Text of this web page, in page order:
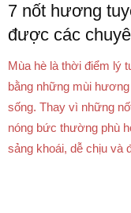
7 nốt hương
được các
Mùa hè là thời điểm lý
bằng những mùi
sống. Thay vì những
nóng bức thường phù
sảng khoái, dễ chịu và